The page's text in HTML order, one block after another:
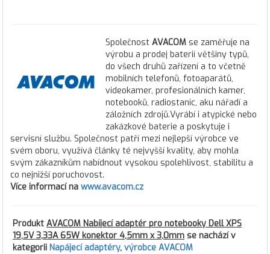
Společnost AVACOM se zaměřuje na
výrobu a prodej baterií většiny typů,
do všech druhů zařízení a to včetně
mobilních telefonů, fotoaparátů,
videokamer, profesionálních kamer,
notebooků, radiostanic, aku nářadí a
záložních zdrojů.Vyrábí i atypické nebo
zakázkové baterie a poskytuje i
servisní službu. Společnost patří mezi nejlepší výrobce ve
svém oboru, využívá články té nejvyšší kvality, aby mohla
svým zákazníkům nabídnout vysokou spolehlivost, stabilitu a
co nejnižší poruchovost.
Více informací na www.avacom.cz
Produkt AVACOM Nabíjecí adaptér pro notebooky Dell XPS
19,5V 3,33A 65W konektor 4,5mm x 3,0mm se nachází v
kategorii Napájecí adaptéry, výrobce AVACOM